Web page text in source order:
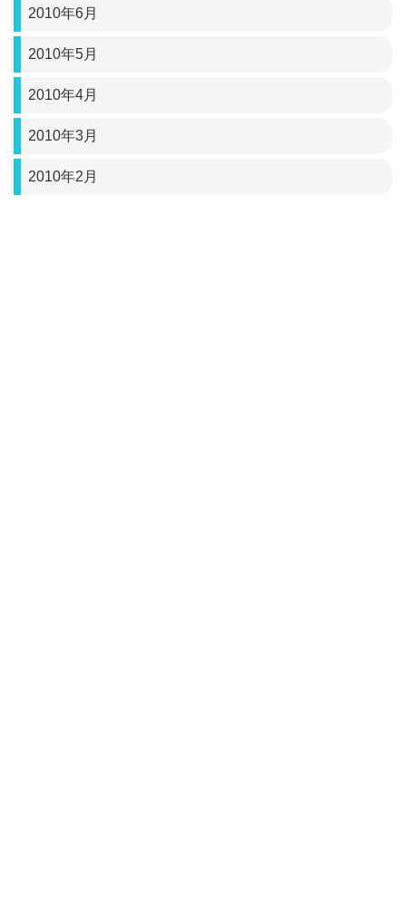
2010年6月
2010年5月
2010年4月
2010年3月
2010年2月